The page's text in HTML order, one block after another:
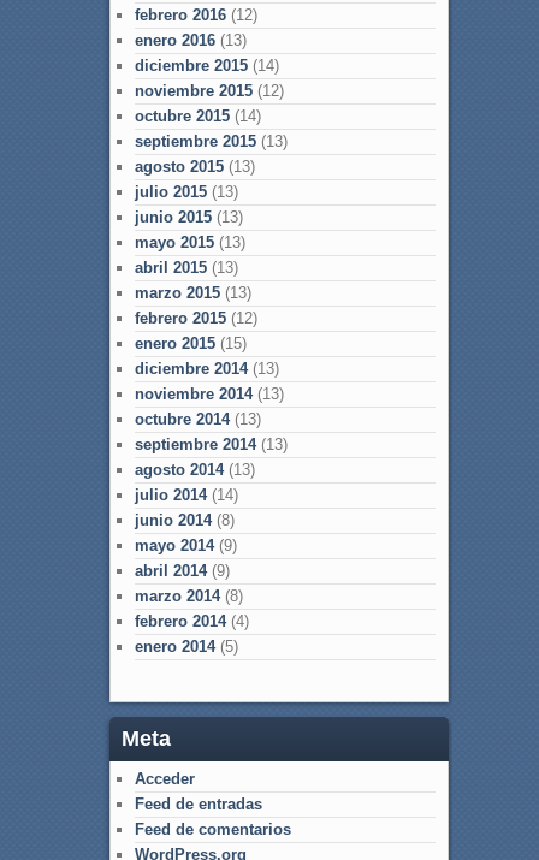
febrero 2016(12)
enero 2016(13)
diciembre 2015(14)
noviembre 2015(12)
octubre 2015(14)
septiembre 2015(13)
agosto 2015(13)
julio 2015(13)
junio 2015(13)
mayo 2015(13)
abril 2015(13)
marzo 2015(13)
febrero 2015(12)
enero 2015(15)
diciembre 2014(13)
noviembre 2014(13)
octubre 2014(13)
septiembre 2014(13)
agosto 2014(13)
julio 2014(14)
junio 2014(8)
mayo 2014(9)
abril 2014(9)
marzo 2014(8)
febrero 2014(4)
enero 2014(5)
Meta
Acceder
Feed de entradas
Feed de comentarios
WordPress.org